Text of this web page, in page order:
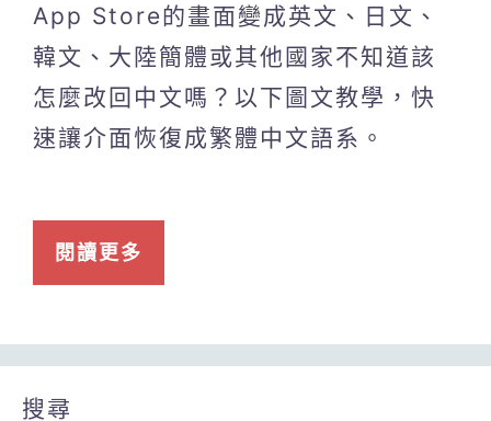
App Store的畫面變成英文、日文、
韓文、大陸簡體或其他國家不知道該
怎麼改回中文嗎？以下圖文教學，快
速讓介面恢復成繁體中文語系。
閱讀更多
搜尋